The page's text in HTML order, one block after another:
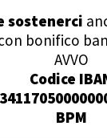
presso la
sostenerci
bonifico
AVVO
Codice
BPM